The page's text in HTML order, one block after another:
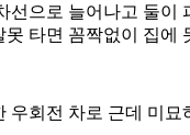
선으로 늘어나고 둘이
타면 꼼짝없이 집에
회전 차로 근데 미